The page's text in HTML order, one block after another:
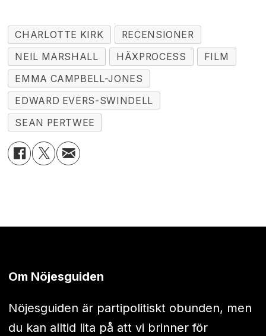
CHARLOTTE KIRK
RECENSIONER
NEIL MARSHALL
HÄXPROCESS
FILM
EMMA CAMPBELL-JONES
EDWARD EVERS-SWINDELL
SEAN PERTWEE
Om Nöjesguiden
Nöjesguiden är partipolitiskt obunden, men
du kan alltid lita på att vi brinner för